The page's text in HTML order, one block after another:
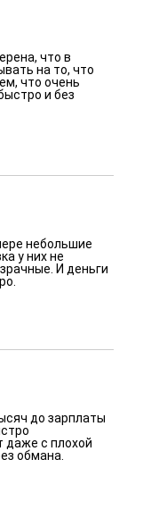
что в
на то, что
что очень
и без
небольшие
у них не
И деньги
до зарплаты
даже с плохой
обмана.